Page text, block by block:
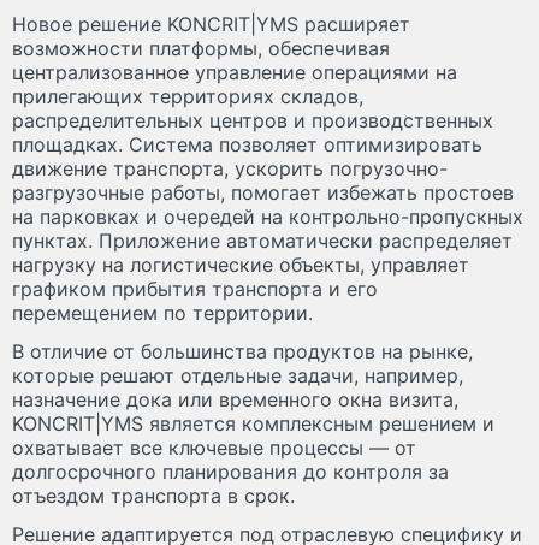
Новое решение KONCRIT|YMS расширяет
возможности платформы, обеспечивая
централизованное управление операциями на
прилегающих территориях складов,
распределительных центров и производственных
площадках. Система позволяет оптимизировать
движение транспорта, ускорить погрузочно-
разгрузочные работы, помогает избежать простоев
на парковках и очередей на контрольно-пропускных
пунктах. Приложение автоматически распределяет
нагрузку на логистические объекты, управляет
графиком прибытия транспорта и его
перемещением по территории.
В отличие от большинства продуктов на рынке,
которые решают отдельные задачи, например,
назначение дока или временного окна визита,
KONCRIT|YMS является комплексным решением и
охватывает все ключевые процессы — от
долгосрочного планирования до контроля за
отъездом транспорта в срок.
Решение адаптируется под отраслевую специфику и